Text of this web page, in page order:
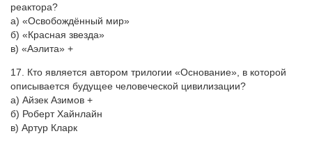
реактора?
а) «Освобождённый мир»
б) «Красная звезда»
в) «Аэлита» +
17. Кто является автором трилогии «Основание», в которой
описывается будущее человеческой цивилизации?
а) Айзек Азимов +
б) Роберт Хайнлайн
в) Артур Кларк